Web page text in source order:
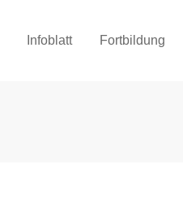
Infoblatt Fortbildung